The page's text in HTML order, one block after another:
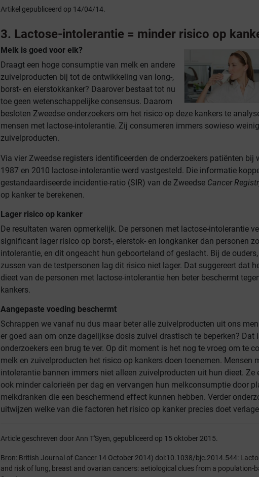
Artikel gepubliceerd op 14/04/14.
3. Lactose-intolerantie = minder risico op
Melk is goed voor elk?
Draagt een hoge consumptie van melk en andere
zuivelproducten bij tot de ontwikkeling van long-,
borst- en eierstokkanker? Daarover bestaat tot nu
toe geen wetenschappelijke consensus. Daarom
besloten Zweedse onderzoekers om het risico op deze kankers te
mensen met lactose-intolerantie. Zij consumeren immers sowieso
zuivelproducten.
Via vier Zweedse registers identificeerden de onderzoekers patiënten bij
1987 en 2010 lactose-intolerantie werd vastgesteld. Die informatie
gestandaardiseerde incidentie-ratio (SIR) van de Zweedse Cancer
op kanker te berekenen.
Lager risico op kanker
De resultaten waren opmerkelijk. De personen met lactose-intolerantie
significant lager risico op borst-, eierstok- en longkanker dan personen
intolerantie, en dit ongeacht hun geboorteland of geslacht. Bij de ouders,
zussen van de testpersonen lag dit risico niet lager. Dat suggereert dat
dieet van de personen met lactose-intolerantie hen beter beschermt
kankers.
Aangepaste voeding beschermt
Schrappen we vanaf nu dus maar beter alle zuivelproducten uit ons
er goed aan om onze dagelijkse dosis zuivel drastisch te beperken? Dat
onderzoekers een brug te ver. Op dit moment is het nog te vroeg om te
melk en zuivelproducten het risico op kankers doen toenemen. Mensen
intolerantie bannen immers niet alleen zuivelproducten uit hun dieet. Ze
ook minder calorieën per dag en vervangen hun melkconsumptie door
melkdranken die een beschermend effect kunnen hebben. Verder
uitwijzen welke van die factoren het risico op kanker precies doet
Article geschreven door Ann T'Syen, gepubliceerd op 15 oktober 2015.
Bron: British Journal of Cancer 14 October 2014) doi:10.1038/bjc.2014.544:
and risk of lung, breast and ovarian cancers: aetiological clues from a population-